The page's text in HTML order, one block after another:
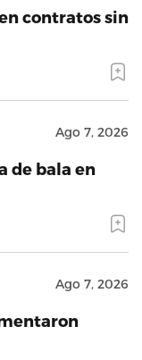
contratos sin
Ago 7, 2026
de bala en
Ago 7, 2026